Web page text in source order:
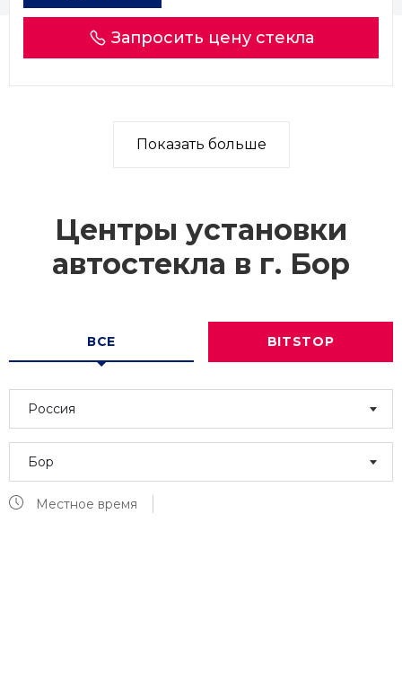
Запросить цену стекла
Показать больше
Центры установки
автостекла в г. Бор
ВСЕ BITSTOP
Россия
Бор
Местное время